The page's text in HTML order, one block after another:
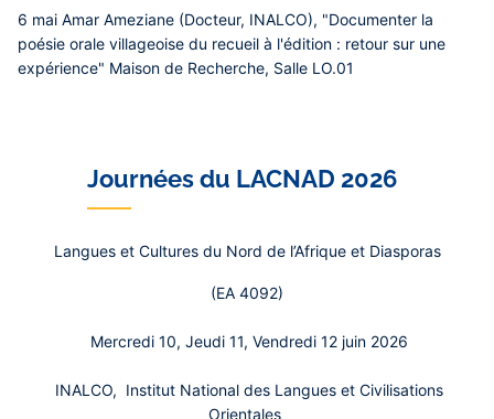
6 mai Amar Ameziane (Docteur, INALCO), "Documenter la
poésie orale villageoise du recueil à l'édition : retour sur une
expérience" Maison de Recherche, Salle LO.01
Journées du LACNAD 2026
Langues et Cultures du Nord de l’Afrique et Diasporas
(EA 4092)
Mercredi 10, Jeudi 11, Vendredi 12 juin 2026
INALCO, Institut National des Langues et Civilisations
Orientales